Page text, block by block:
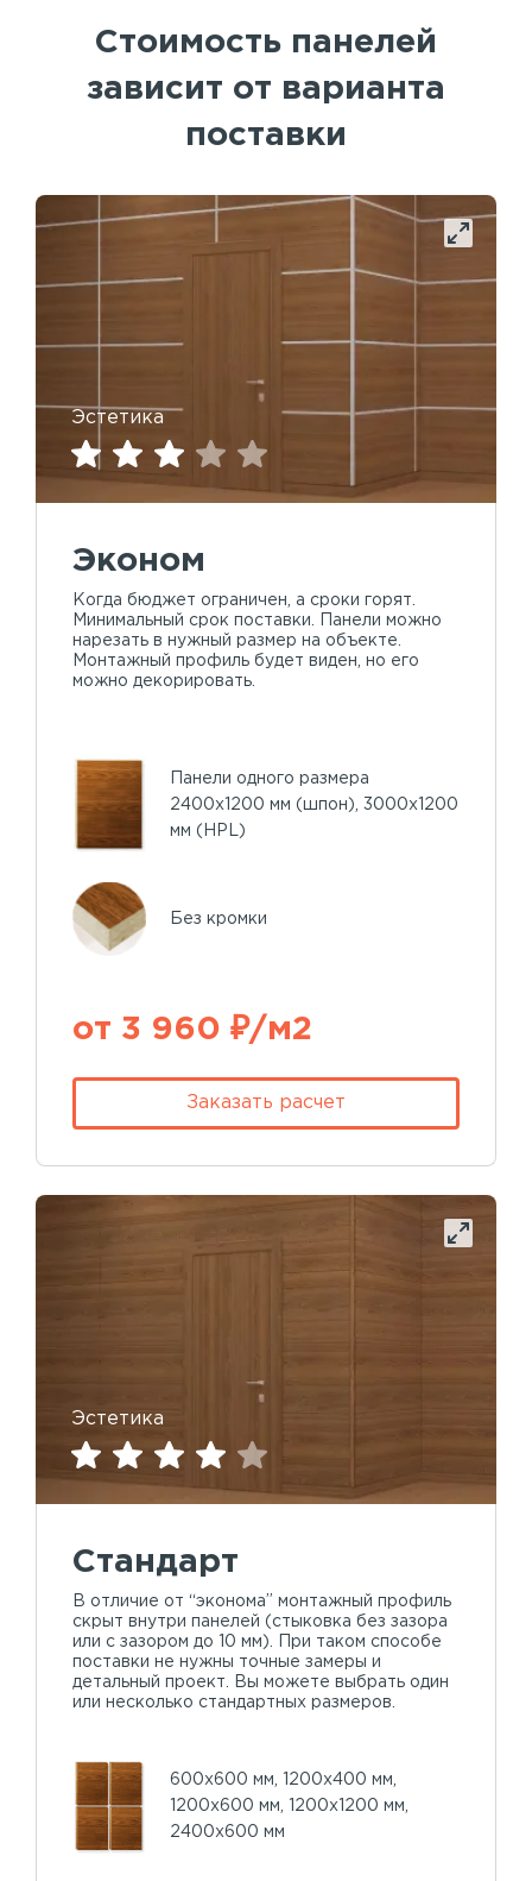
Стоимость панелей
зависит от варианта
поставки
Эстетика
Эконом
Когда бюджет ограничен, а сроки горят.
Минимальный срок поставки. Панели можно
нарезать в нужный размер на объекте.
Монтажный профиль будет виден, но его
можно декорировать.
Панели одного размера
2400х1200 мм (шпон), 3000х1200
мм (HPL)
Без кромки
от 3 960 ₽/м2
Заказать расчет
Эстетика
Стандарт
В отличие от “эконома” монтажный профиль
скрыт внутри панелей (стыковка без зазора
или с зазором до 10 мм). При таком способе
поставки не нужны точные замеры и
детальный проект. Вы можете выбрать один
или несколько стандартных размеров.
600х600 мм, 1200х400 мм,
1200х600 мм, 1200х1200 мм,
2400х600 мм